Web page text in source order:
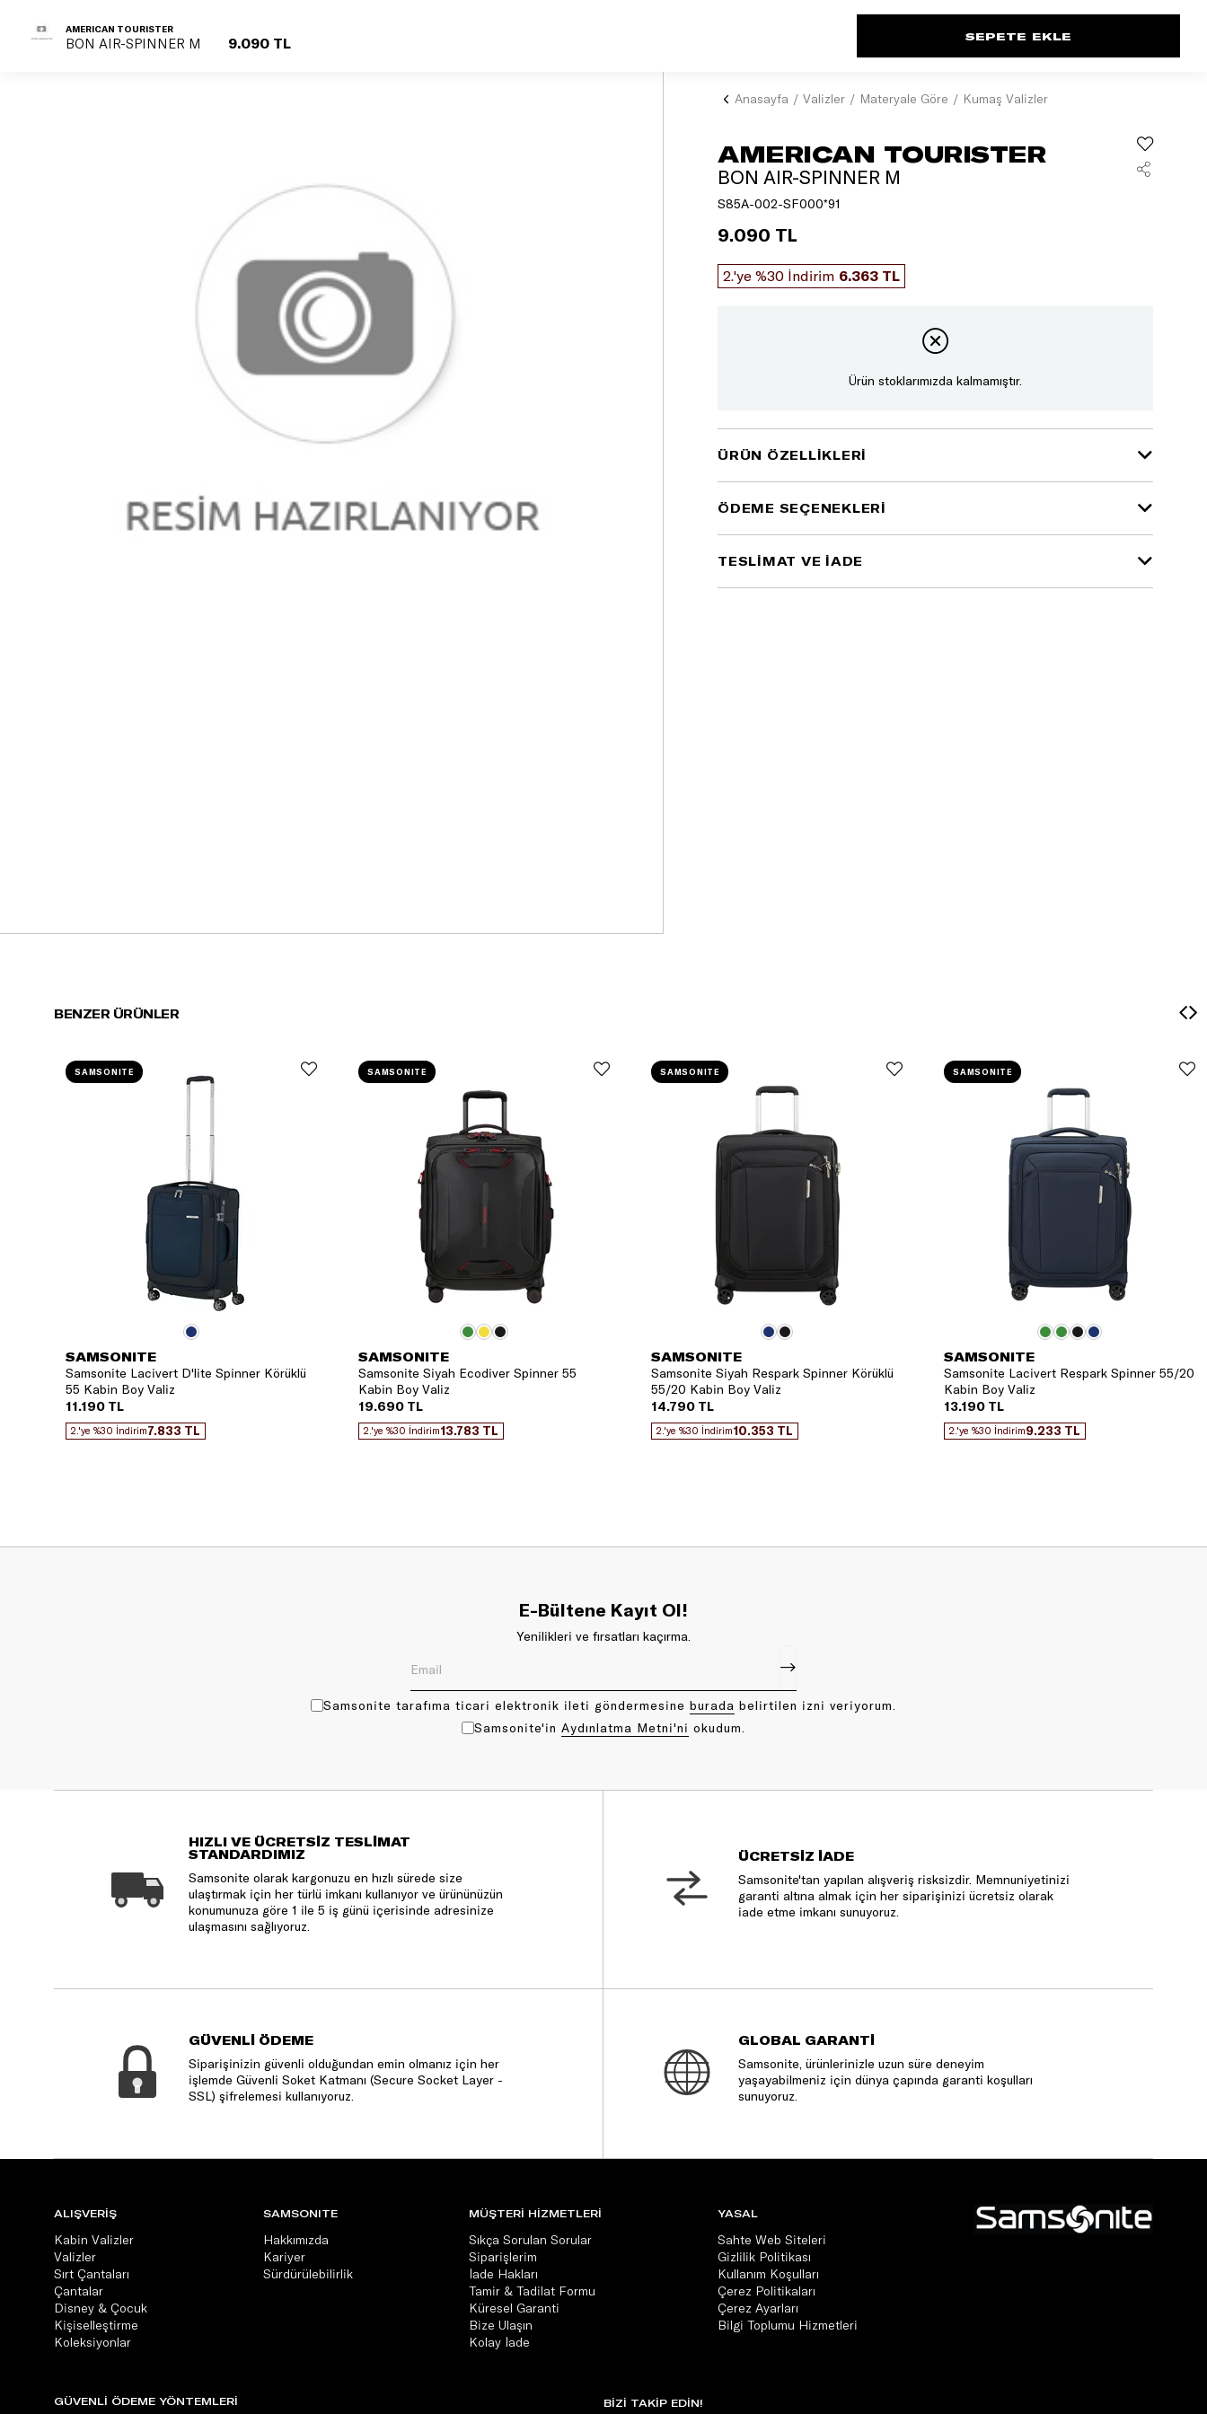
Anasayfa Valizler Materyale Göre Kumaş Valizler
AMERICAN TOURISTER
BON AIR-SPINNER M
S85A-002-SF000*91
9.090 TL
2.'ye %30 İndirim 6.363 TL
Ürün stoklarımızda kalmamıştır.
ÜRÜN ÖZELLIKLERI
ÖDEME SEÇENEKLERI
TESLİMAT VE İADE
BENZER ÜRÜNLER
SAMSONITE
Samsonite Lacivert D'lite Spinner Körüklü
55 Kabin Boy Valiz
11.190 TL
2.'ye %30 İndirim7.833 TL
SAMSONITE
SAMSONITE
Samsonite Siyah Ecodiver Spinner 55
Kabin Boy Valiz
19.690 TL
2.'ye %30 İndirim13.783 TL
SAMSONITE
SAMSONITE
Samsonite Siyah Respark Spinner Körüklü
55/20 Kabin Boy Valiz
14.790 TL
2.'ye %30 İndirim10.353 TL
SAMSONITE
SAMSONITE
Samsonite Lacivert Respark Spinner 55/20
Kabin Boy Valiz
13.190 TL
2.'ye %30 İndirim9.233 TL
SAMSONITE
E-Bültene Kayıt Ol!
Yenilikleri ve fırsatları kaçırma.
Samsonite tarafıma ticari elektronik ileti göndermesine bu rada belirtilen izni veriyorum.
Samsonite'in Aydınlatma Metni'ni okudum.
HIZLI VE ÜCRETSİZ TESLİMAT
STANDARDIMIZ
Samsonite olarak kargonuzu en hızlı sürede size
ulaştırmak için her türlü imkanı kullanıyor ve ürününüzün
konumunuza göre 1 ile 5 iş günü içerisinde adresinize
ulaşmasını sağlıyoruz.
ÜCRETSİZ İADE
Samsonite'tan yapılan alışveriş risksizdir. Memnuniyetinizi
garanti altına almak için her siparişinizi ücretsiz olarak
iade etme imkanı sunuyoruz.
GÜVENLİ ÖDEME
Siparişinizin güvenli olduğundan emin olmanız için her
işlemde Güvenli Soket Katmanı (Secure Socket Layer -
SSL) şifrelemesi kullanıyoruz.
GLOBAL GARANTİ
Samsonite, ürünlerinizle uzun süre deneyim
yaşayabilmeniz için dünya çapında garanti koşulları
sunuyoruz.
ALIŞVERİŞ
Kabin Valizler
Valizler
Sırt Çantaları
Çantalar
Disney & Çocuk
Kişiselleştirme
Koleksiyonlar
SAMSONITE
Hakkımızda
Kariyer
Sürdürülebilirlik
MÜŞTERİ HİZMETLERİ
Sıkça Sorulan Sorular
Siparişlerim
İade Hakları
Tamir & Tadilat Formu
Küresel Garanti
Bize Ulaşın
Kolay İade
YASAL
Sahte Web Siteleri
Gizlilik Politikası
Kullanım Koşulları
Çerez Politikaları
Çerez Ayarları
Bilgi Toplumu Hizmetleri
GÜVENLİ ÖDEME YÖNTEMLERİ BİZİ TAKİP EDİN!
AMERICAN TOURISTER
BON AIR-SPINNER M 9.090 TL